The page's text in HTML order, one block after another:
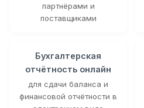
партнёрами и
поставщиками
Бухгалтерская
отчётность онлайн
для сдачи баланса и
финансовой отчётности в